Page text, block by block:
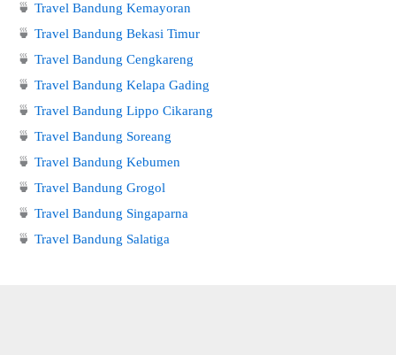
🍵 Travel Bandung Kemayoran
🍵 Travel Bandung Bekasi Timur
🍵 Travel Bandung Cengkareng
🍵 Travel Bandung Kelapa Gading
🍵 Travel Bandung Lippo Cikarang
🍵 Travel Bandung Soreang
🍵 Travel Bandung Kebumen
🍵 Travel Bandung Grogol
🍵 Travel Bandung Singaparna
🍵 Travel Bandung Salatiga